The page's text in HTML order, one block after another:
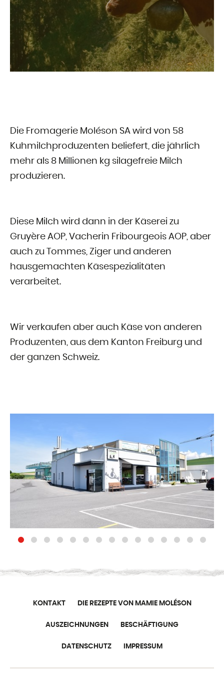
Die Fromagerie Moléson SA wird von 58
Kuhmilchproduzenten beliefert, die jährlich
mehr als 8 Millionen kg silagefreie Milch
produzieren.
Diese Milch wird dann in der Käserei zu
Gruyère AOP, Vacherin Fribourgeois AOP, aber
auch zu Tommes, Ziger und anderen
hausgemachten Käsespezialitäten
verarbeitet.
Wir verkaufen aber auch Käse von anderen
Produzenten, aus dem Kanton Freiburg und
der ganzen Schweiz.
KONTAKT DIE REZEPTE VON MAMIE MOLÉSON
AUSZEICHNUNGEN BESCHÄFTIGUNG
DATENSCHUTZ IMPRESSUM